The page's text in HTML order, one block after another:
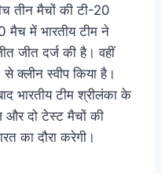
तीन मैचों की टी-20
मैच में भारतीय टीम ने
जीत दर्ज की है। वहीं
क्लीन स्वीप किया है।
भारतीय टीम श्रीलंका के
और दो टेस्ट मैचों की
का दौरा करेगी।